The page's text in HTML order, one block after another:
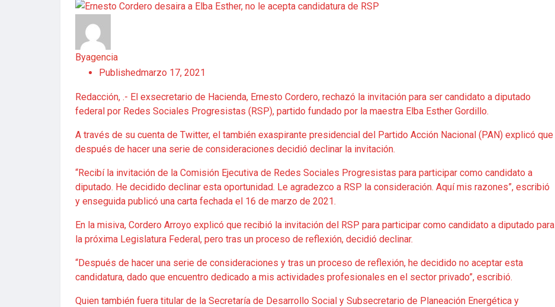
Byagencia
Publishedmarzo 17, 2021
Redacción, .- El exsecretario de Hacienda, Ernesto Cordero, rechazó la invitación para ser candidato a diputado
federal por Redes Sociales Progresistas (RSP), partido fundado por la maestra Elba Esther Gordillo.
A través de su cuenta de Twitter, el también exaspirante presidencial del Partido Acción Nacional (PAN) explicó que
después de hacer una serie de consideraciones decidió declinar la invitación.
“Recibí la invitación de la Comisión Ejecutiva de Redes Sociales Progresistas para participar como candidato a
diputado. He decidido declinar esta oportunidad. Le agradezco a RSP la consideración. Aquí mis razones”, escribió
y enseguida publicó una carta fechada el 16 de marzo de 2021.
En la misiva, Cordero Arroyo explicó que recibió la invitación del RSP para participar como candidato a diputado para
la próxima Legislatura Federal, pero tras un proceso de reflexión, decidió declinar.
“Después de hacer una serie de consideraciones y tras un proceso de reflexión, he decidido no aceptar esta
candidatura, dado que encuentro dedicado a mis actividades profesionales en el sector privado”, escribió.
Quien también fuera titular de la Secretaría de Desarrollo Social y Subsecretario de Planeación Energética y